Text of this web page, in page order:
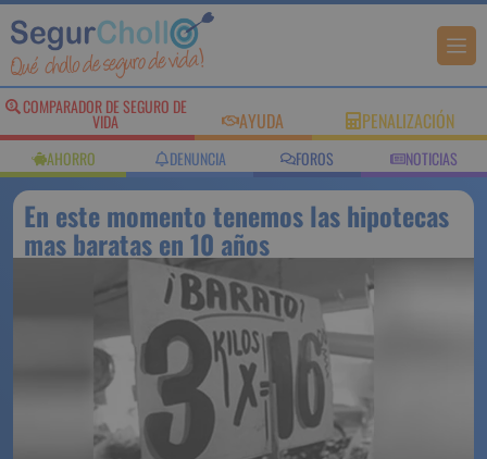
COMPARADOR DE SEGURO DE
VIDA AYUDA PENALIZACIÓN
AHORRO DENUNCIA FOROS NOTICIAS
En este momento tenemos las hipotecas
mas baratas en 10 años